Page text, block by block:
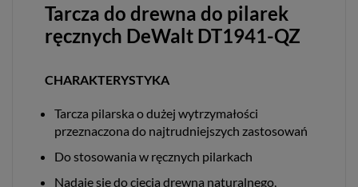
Tarcza do drewna do pilarek
ręcznych DeWalt DT1941-QZ
CHARAKTERYSTYKA
Tarcza pilarska o dużej wytrzymałości
przeznaczona do najtrudniejszych zastosowań
Do stosowania w ręcznych pilarkach
Nadaje się do cięcia drewna naturalnego,